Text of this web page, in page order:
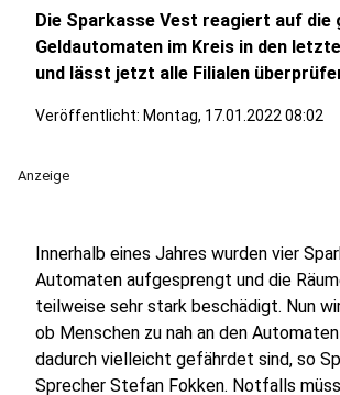
Die Sparkasse Vest reagiert auf die
Geldautomaten im Kreis in den
und lässt jetzt alle Filialen
Veröffentlicht: Montag, 17.01.2022 08:02
Anzeige
Innerhalb eines Jahres wurden vier
Automaten aufgesprengt und die
teilweise sehr stark beschädigt. Nun
ob Menschen zu nah an den
dadurch vielleicht gefährdet sind, so
Sprecher Stefan Fokken. Notfalls